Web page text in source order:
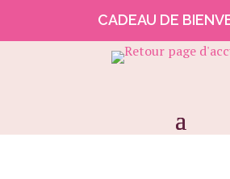
CADEAU DE